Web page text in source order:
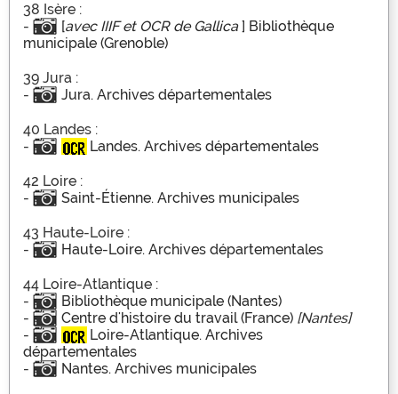
38 Isère :
-
[avec IIIF et OCR de Gallica] Bibliothèque
municipale (Grenoble)
39 Jura :
-
Jura. Archives départementales
40 Landes :
-
Landes. Archives départementales
42 Loire :
-
Saint-Étienne. Archives municipales
43 Haute-Loire :
-
Haute-Loire. Archives départementales
44 Loire-Atlantique :
-
Bibliothèque municipale (Nantes)
-
Centre d'histoire du travail (France) [Nantes]
-
Loire-Atlantique. Archives
départementales
-
Nantes. Archives municipales